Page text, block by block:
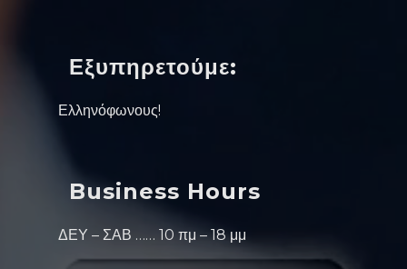
Εξυπηρετούμε:
Ελληνόφωνους!
Business Hours
ΔΕΥ – ΣΑΒ …… 10 πμ – 18 μμ